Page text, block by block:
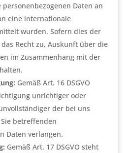
Daten an
eine internationale
wurden. Sofern dies der
Recht zu, Auskunft über die
im Zusammenhang mit der
Gemäß Art. 16 DSGVO
unrichtiger oder
der bei uns
betreffenden
Daten verlangen.
Gemäß Art. 17 DSGVO steht